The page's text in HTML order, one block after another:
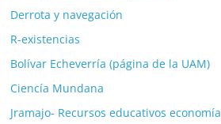
Derrota y navegación
R-existencias
Bolívar Echeverría (página de la UAM)
Ciencía Mundana
Jramajo- Recursos educativos economía